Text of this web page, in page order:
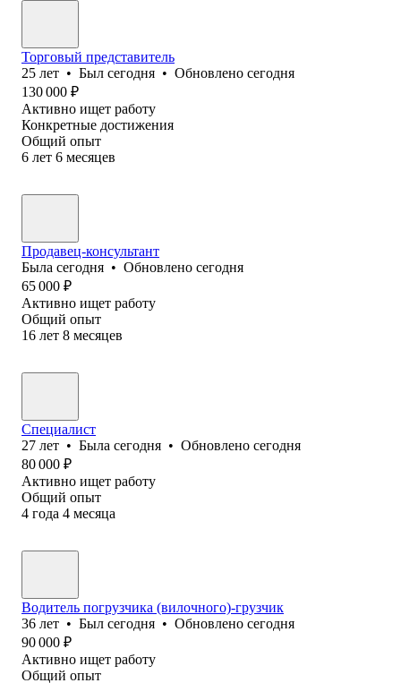
Торговый представитель
25 лет • Был сегодня • Обновлено сегодня
130 000 ₽
Активно ищет работу
Конкретные достижения
Общий опыт
6 лет 6 месяцев
Продавец-консультант
Была сегодня • Обновлено сегодня
65 000 ₽
Активно ищет работу
Общий опыт
16 лет 8 месяцев
Специалист
27 лет • Была сегодня • Обновлено сегодня
80 000 ₽
Активно ищет работу
Общий опыт
4 года 4 месяца
Водитель погрузчика (вилочного)-грузчик
36 лет • Был сегодня • Обновлено сегодня
90 000 ₽
Активно ищет работу
Общий опыт